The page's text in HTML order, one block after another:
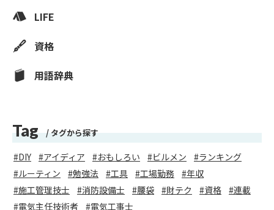
LIFE
資格
用語辞典
Tag タグから探す
DIY アイディア おもしろい ビルメン
ランキング
ルーティン
勉強法 工具 工場勤務
年収
施工管理技士
消防設備士 腰袋 財テク 資格
連載
電気主任技術者
電気工事士